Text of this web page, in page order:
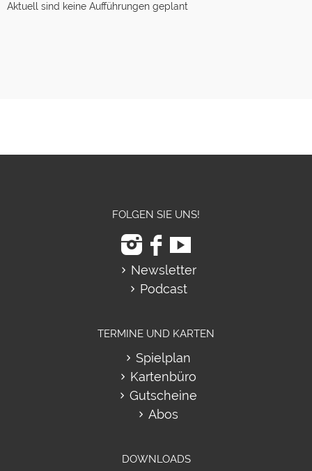
Aktuell sind keine Aufführungen geplant
FOLGEN SIE UNS!
Newsletter
Podcast
TERMINE UND KARTEN
Spielplan
Kartenbüro
Gutscheine
Abos
DOWNLOADS